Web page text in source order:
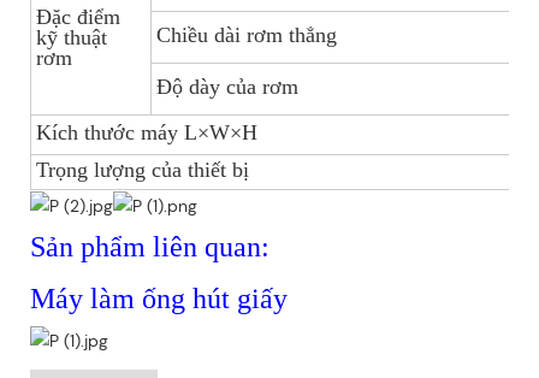
Đặc điểm
kỹ thuật
rơm
Chiều dài rơm thẳng
Độ dày của rơm
Kích thước máy L×W×H
Trọng lượng của thiết bị
Sản phẩm liên quan:
Máy làm ống hút giấy